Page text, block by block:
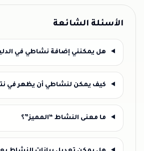
الأسئلة الشائعة
هل يمكنني إضافة نشاطي في
كيف يمكن لنشاطي أن يظهر في
ما معنى النشاط “المميز”؟